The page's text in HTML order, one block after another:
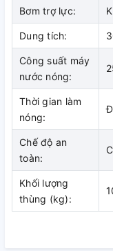
dịch vụ sửa chữa.
Bơm trợ lực:
Dung tích:
Công suất máy
nước nóng:
Thời gian làm
nóng:
Chế độ an
toàn:
Khối lượng
thùng (kg):